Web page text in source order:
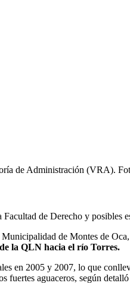
de Administración (VRA).
de Derecho y posibles
de Montes de
la QLN hacia el río Torres.
en 2005 y 2007, lo que
fuertes aguaceros, según